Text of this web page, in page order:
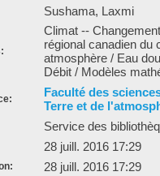
Sushama, Laxmi
Climat --
régional canadien du
atmosphère / Eau
Débit / Modèles
Faculté des
Terre et de
Service des
28 juill. 2016 17:29
28 juill. 2016 17:29